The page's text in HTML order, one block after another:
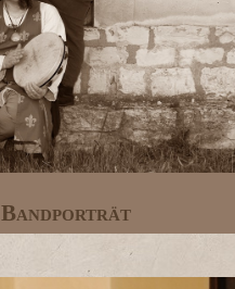
Bandporträt